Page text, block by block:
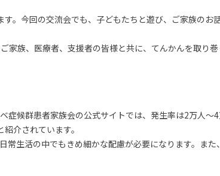
。今回の交流会でも、子どもたちと遊び、ご家族のお
家族、医療者、支援者の皆様と共に、てんかんを取り
症候群患者家族会の公式サイトでは、発生率は2万人〜
介されています。
生活の中でもきめ細かな配慮が必要になります。また